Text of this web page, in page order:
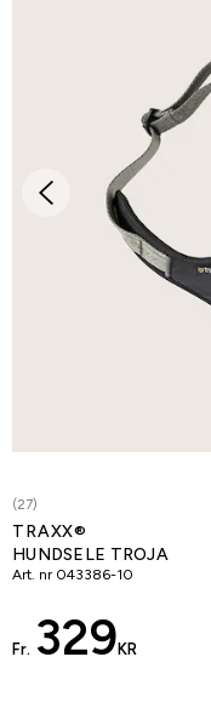
(27)
TRAXX®
HUNDSELE TROJA
Art. nr 043386-10
Fr. 329 KR